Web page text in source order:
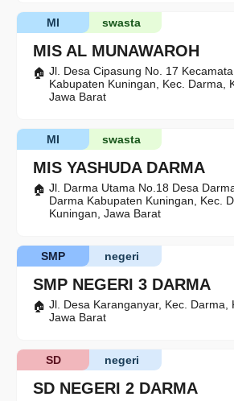
MIS AL MUNAWAROH
swasta
MI
Jl. Desa Cipasung No. 17
Kabupaten Kuningan, Kec. Darma,
Jawa Barat
MIS YASHUDA DARMA
swasta
MI
Jl. Darma Utama No.18 Desa
Darma Kabupaten Kuningan, Kec.
Kuningan, Jawa Barat
SMP NEGERI 3 DARMA
negeri
SMP
Jl. Desa Karanganyar, Kec. Darma,
Jawa Barat
SD NEGERI 2 DARMA
negeri
SD